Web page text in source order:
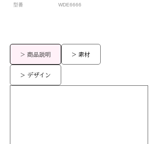
型番 WDE6666
> 商品説明 > 素材
> デザイン